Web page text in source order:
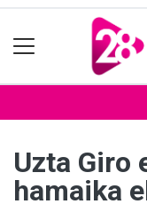
Uzta Giro
hamaika